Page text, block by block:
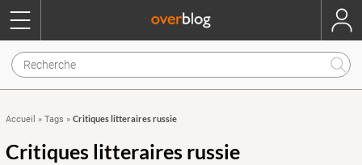
Accueil » Tags » Critiques litteraires russie
Critiques litteraires russie